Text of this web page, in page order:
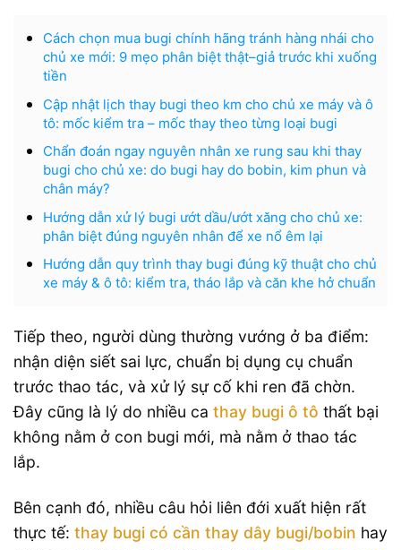
Cách chọn mua bugi chính hãng tránh hàng nhái cho
chủ xe mới: 9 mẹo phân biệt thật–giả trước khi xuống
tiền
Cập nhật lịch thay bugi theo km cho chủ xe máy và ô
tô: mốc kiểm tra – mốc thay theo từng loại bugi
Chẩn đoán ngay nguyên nhân xe rung sau khi thay
bugi cho chủ xe: do bugi hay do bobin, kim phun và
chân máy?
Hướng dẫn xử lý bugi ướt dầu/ướt xăng cho chủ xe:
phân biệt đúng nguyên nhân để xe nổ êm lại
Hướng dẫn quy trình thay bugi đúng kỹ thuật cho chủ
xe máy & ô tô: kiểm tra, tháo lắp và căn khe hở chuẩn
Tiếp theo, người dùng thường vướng ở ba điểm:
nhận diện siết sai lực, chuẩn bị dụng cụ chuẩn
trước thao tác, và xử lý sự cố khi ren đã chờn.
Đây cũng là lý do nhiều ca thay bugi ô tô thất bại
không nằm ở con bugi mới, mà nằm ở thao tác
lắp.
Bên cạnh đó, nhiều câu hỏi liên đới xuất hiện rất
thực tế: thay bugi có cần thay dây bugi/bobin hay